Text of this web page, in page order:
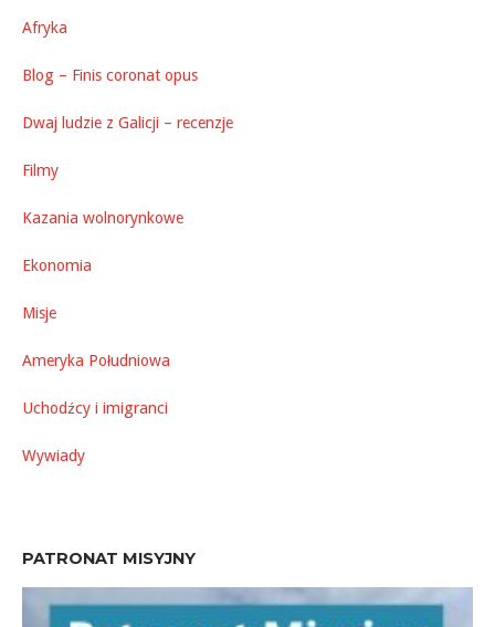
Afryka
Blog – Finis coronat opus
Dwaj ludzie z Galicji – recenzje
Filmy
Kazania wolnorynkowe
Ekonomia
Misje
Ameryka Południowa
Uchodźcy i imigranci
Wywiady
PATRONAT MISYJNY